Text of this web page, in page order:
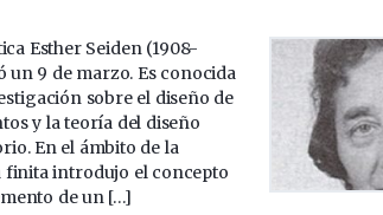
Esther Seiden (1908-
un 9 de marzo. Es conocida
sobre el diseño de
y la teoría del diseño
En el ámbito de la
finita introdujo el concepto
de un […]